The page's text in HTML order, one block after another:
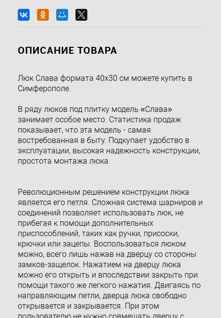
ОПИСАНИЕ ТОВАРА
Люк Слава формата 40х30 см можете купить в
Симферополе.
В ряду люков под плитку модель «Слава»
занимает особое место. Статистика продаж
показывает, что эта модель - самая
востребованная в быту. Подкупает удобство в
эксплуатации, высокая надежность конструкции,
простота монтажа люка.
Революционным решением конструкции люка
является его петля. Сложная система шарниров и
соединений позволяет использовать люк, не
прибегая к помощи дополнительных
приспособлений, таких как ручки, присоски,
крючки или зацепы. Воспользоваться люком
можно, всего лишь нажав на дверцу со стороны
замков-защелок. Нажатием на дверцу люка
можно его открыть и впоследствии закрыть при
помощи такого же легкого нажатия. Двигаясь по
направляющим петли, дверца люка свободно
открывается и закрывается. При этом